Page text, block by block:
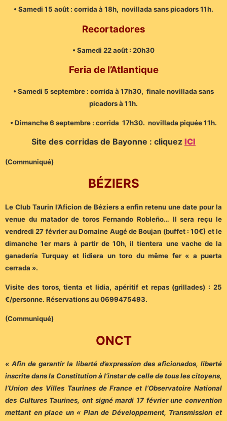
• Samedi 15 août : corrida à 18h, novillada sans picadors 11h.
Recortadores
• Samedi 22 août : 20h30
Feria de l’Atlantique
• Samedi 5 septembre : corrida à 17h30, finale novillada sans
picadors à 11h.
• Dimanche 6 septembre : corrida 17h30. novillada piquée 11h.
Site des corridas de Bayonne : cliquez ICI
(Communiqué)
BÉZIERS
Le Club Taurin l’Aficion de Béziers a enfin retenu une date pour la
venue du matador de toros Fernando Robleño… Il sera reçu le
vendredi 27 février au Domaine Augé de Boujan (buffet : 10€) et le
dimanche 1er mars à partir de 10h, il tientera une vache de la
ganadería Turquay et lidiera un toro du même fer « a puerta
cerrada ».
Visite des toros, tienta et lidia, apéritif et repas (grillades) : 25
€/personne. Réservations au 0699475493.
(Communiqué)
ONCT
« Afin de garantir la liberté d’expression des aficionados, liberté
inscrite dans la Constitution à l’instar de celle de tous les citoyens,
l’Union des Villes Taurines de France et l’Observatoire National
des Cultures Taurines, ont signé mardi 17 février une convention
mettant en place un « Plan de Développement, Transmission et